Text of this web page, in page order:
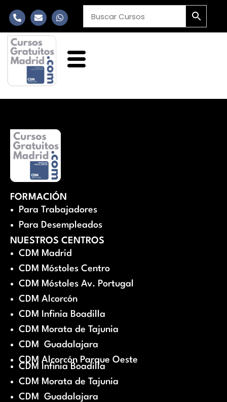
FORMACIÓN
Para Trabajadores
Para Desempleados
NUESTROS CENTROS
CDM Madrid
CDM Móstoles Centro
CDM Móstoles Av. Portugal
CDM Alcorcón
CDM Infinia Boadilla
CDM Morata de Tajunia
CDM Guadalajara
CDM Alcorcón Parque Oeste
CDM Infinia Boadilla
CDM Morata de Tajunia
CDM Guadalajara